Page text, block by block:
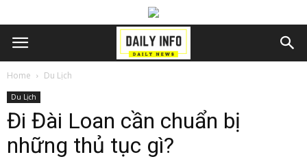
Home Du Lịch
Du Lịch
Đi Đài Loan cần chuẩn bị
những thủ tục gì?